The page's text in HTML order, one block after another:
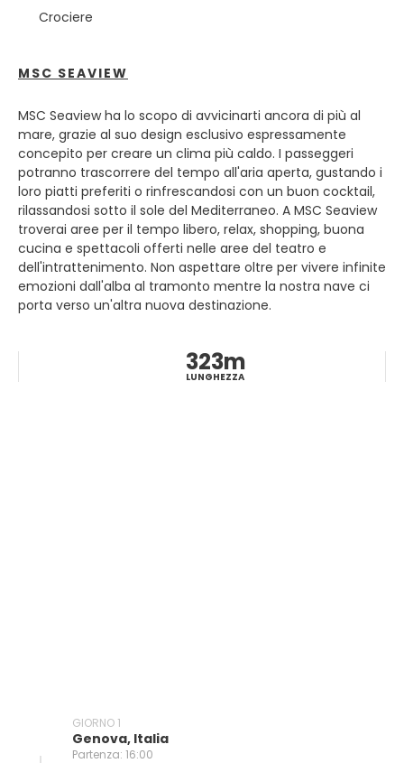
Crociere
MSC SEAVIEW
MSC Seaview ha lo scopo di avvicinarti ancora di più al
mare, grazie al suo design esclusivo espressamente
concepito per creare un clima più caldo. I passeggeri
potranno trascorrere del tempo all'aria aperta, gustando i
loro piatti preferiti o rinfrescandosi con un buon cocktail,
rilassandosi sotto il sole del Mediterraneo. A MSC Seaview
troverai aree per il tempo libero, relax, shopping, buona
cucina e spettacoli offerti nelle aree del teatro e
dell'intrattenimento. Non aspettare oltre per vivere infinite
emozioni dall'alba al tramonto mentre la nostra nave ci
porta verso un'altra nuova destinazione.
323m
LUNGHEZZA
GIORNO 1
Genova, Italia
Partenza: 16:00
vita e i panorami memorabili. Capri gode di un sole
La città di Capri è il principale insediamento dell'isola ed è
Marina Grande. La piazza principale della città, Piazza
Umberto, è un'animata zona centrale che contiene alcuni
negozi, bar e ristoranti ed è dove termina la funicolare.
Intorno alla piazza si trovano la Torre dell'Orologio e la
chiesa principale dell'isola, San Stefano.
Anacapri è il secondo insediamento più grande dell'isola e
si trova un paio di miglia a ovest della città di Capri.
Anacapri offre ai visitatori numerosi negozi d'arte e
artigianato e anche la possibilità di godersi una gita in